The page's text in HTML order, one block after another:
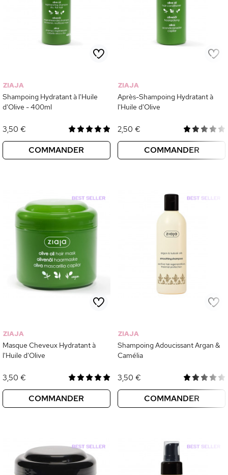
ZIAJA
Shampoing Hydratant à l'Huile
d'Olive - 400ml
3,50 €
COMMANDER
ZIAJA
Après-Shampoing Hydratant à
l'Huile d'Olive
2,50 €
COMMANDER
ZIAJA
Masque Cheveux Hydratant à
l'Huile d'Olive
3,50 €
COMMANDER
ZIAJA
Shampoing Adoucissant Argan &
Camélia
3,50 €
COMMANDER